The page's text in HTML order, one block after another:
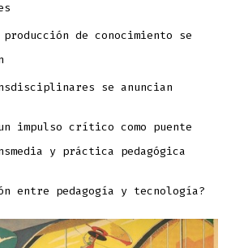
de conocimiento se
se anuncian
impulso crítico como puente
y práctica pedagógica
entre pedagogía y tecnología?